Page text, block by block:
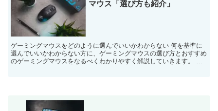
マウス「選び方も紹介」
ゲーミングマウスをどのように選んでいいかわからない 何を基準に
選んでいいかわからない方に、ゲーミングマウスの選び方とおすすめ
のゲーミングマウスをなるべくわかりやすく解説していきます。 良